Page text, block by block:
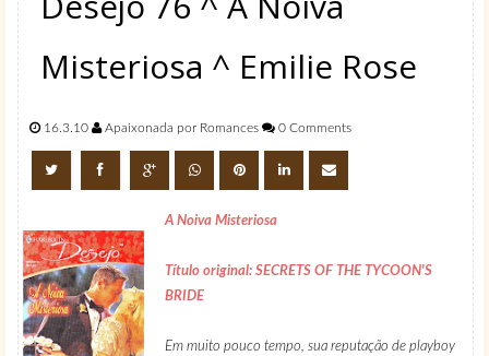
Misteriosa ^ Emilie Rose
16.3.10 Apaixonada por Romances 0 Comments
A Noiva Misteriosa
Título original: SECRETS OF THE TYCOON'S
BRIDE
Em muito pouco tempo, sua reputação de playboy